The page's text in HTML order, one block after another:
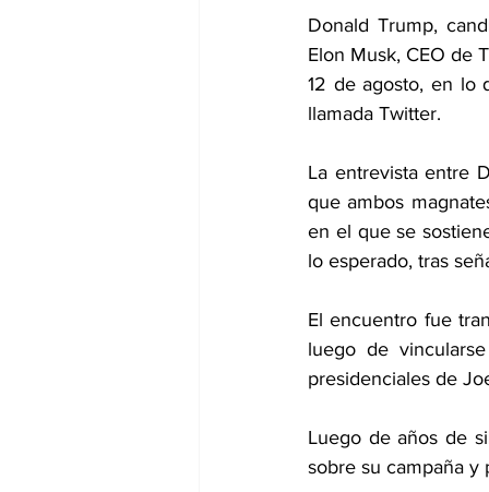
Donald Trump,
Elon Musk, CEO de
12 de agosto, en lo
llamada Twitter.
La entrevista entre
que ambos
en el que se
lo esperado, tras
El encuentro fue
luego de
presidenciales de
Luego de años de
sobre su campaña y